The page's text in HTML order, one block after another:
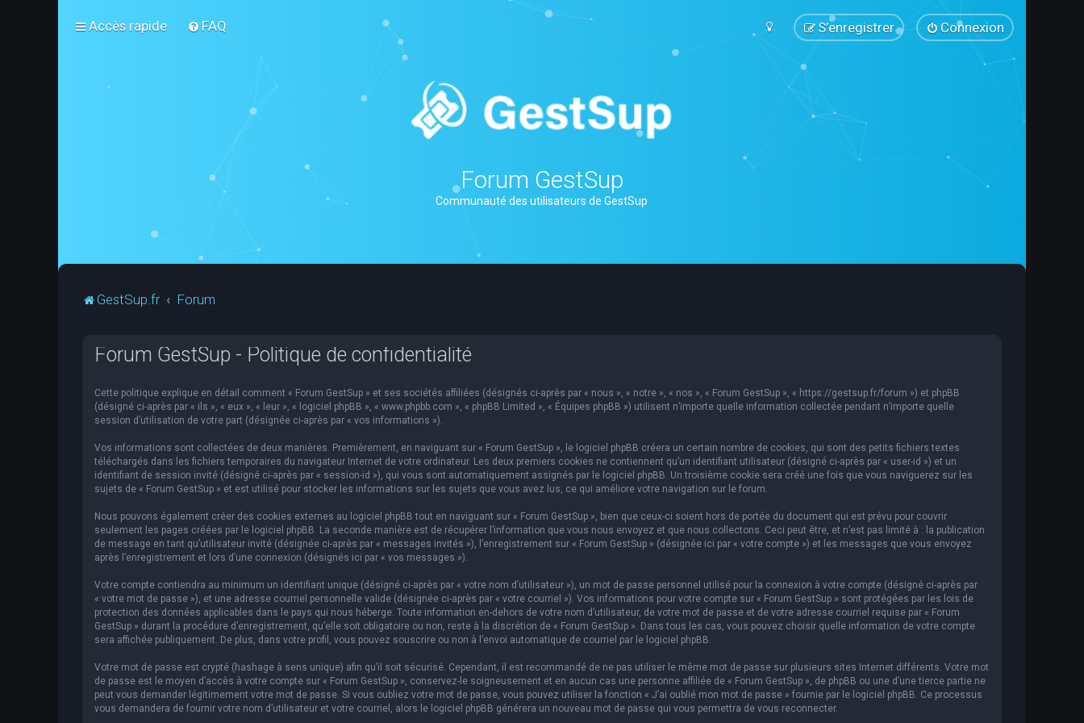
Accès rapide FAQ Connexion
S’enregistrer
Forum GestSup
Communauté des utilisateurs de GestSup
GestSup.fr Forum
Forum GestSup - Politique de confidentialité
Cette politique explique en détail comment « Forum GestSup » et ses sociétés affiliées (désignés ci-après par « nous », « notre », « nos », « Forum GestSup », « https://gestsup.fr/forum ») et phpBB
(désigné ci-après par « ils », « eux », « leur », « logiciel phpBB », « www.phpbb.com », « phpBB Limited », « Équipes phpBB ») utilisent n’importe quelle information collectée pendant n’importe quelle
session d’utilisation de votre part (désignée ci-après par « vos informations »).
Vos informations sont collectées de deux manières. Premièrement, en naviguant sur « Forum GestSup », le logiciel phpBB créera un certain nombre de cookies, qui sont des petits fichiers textes
téléchargés dans les fichiers temporaires du navigateur Internet de votre ordinateur. Les deux premiers cookies ne contiennent qu’un identifiant utilisateur (désigné ci-après par « user-id ») et un
identifiant de session invité (désigné ci-après par « session-id »), qui vous sont automatiquement assignés par le logiciel phpBB. Un troisième cookie sera créé une fois que vous naviguerez sur les
sujets de « Forum GestSup » et est utilisé pour stocker les informations sur les sujets que vous avez lus, ce qui améliore votre navigation sur le forum.
Nous pouvons également créer des cookies externes au logiciel phpBB tout en naviguant sur « Forum GestSup », bien que ceux-ci soient hors de portée du document qui est prévu pour couvrir
seulement les pages créées par le logiciel phpBB. La seconde manière est de récupérer l’information que vous nous envoyez et que nous collectons. Ceci peut être, et n’est pas limité à : la publication
de message en tant qu’utilisateur invité (désignée ci-après par « messages invités »), l’enregistrement sur « Forum GestSup » (désignée ici par « votre compte ») et les messages que vous envoyez
après l’enregistrement et lors d’une connexion (désignés ici par « vos messages »).
Votre compte contiendra au minimum un identifiant unique (désigné ci-après par « votre nom d’utilisateur »), un mot de passe personnel utilisé pour la connexion à votre compte (désigné ci-après par
« votre mot de passe »), et une adresse courriel personnelle valide (désignée ci-après par « votre courriel »). Vos informations pour votre compte sur « Forum GestSup » sont protégées par les lois de
protection des données applicables dans le pays qui nous héberge. Toute information en-dehors de votre nom d’utilisateur, de votre mot de passe et de votre adresse courriel requise par « Forum
GestSup » durant la procédure d’enregistrement, qu’elle soit obligatoire ou non, reste à la discrétion de « Forum GestSup ». Dans tous les cas, vous pouvez choisir quelle information de votre compte
sera affichée publiquement. De plus, dans votre profil, vous pouvez souscrire ou non à l’envoi automatique de courriel par le logiciel phpBB.
Votre mot de passe est crypté (hashage à sens unique) afin qu’il soit sécurisé. Cependant, il est recommandé de ne pas utiliser le même mot de passe sur plusieurs sites Internet différents. Votre mot
de passe est le moyen d’accès à votre compte sur « Forum GestSup », conservez-le soigneusement et en aucun cas une personne affiliée de « Forum GestSup », de phpBB ou une d’une tierce partie ne
peut vous demander légitimement votre mot de passe. Si vous oubliez votre mot de passe, vous pouvez utiliser la fonction « J’ai oublié mon mot de passe » fournie par le logiciel phpBB. Ce processus
vous demandera de fournir votre nom d’utilisateur et votre courriel, alors le logiciel phpBB générera un nouveau mot de passe qui vous permettra de vous reconnecter.